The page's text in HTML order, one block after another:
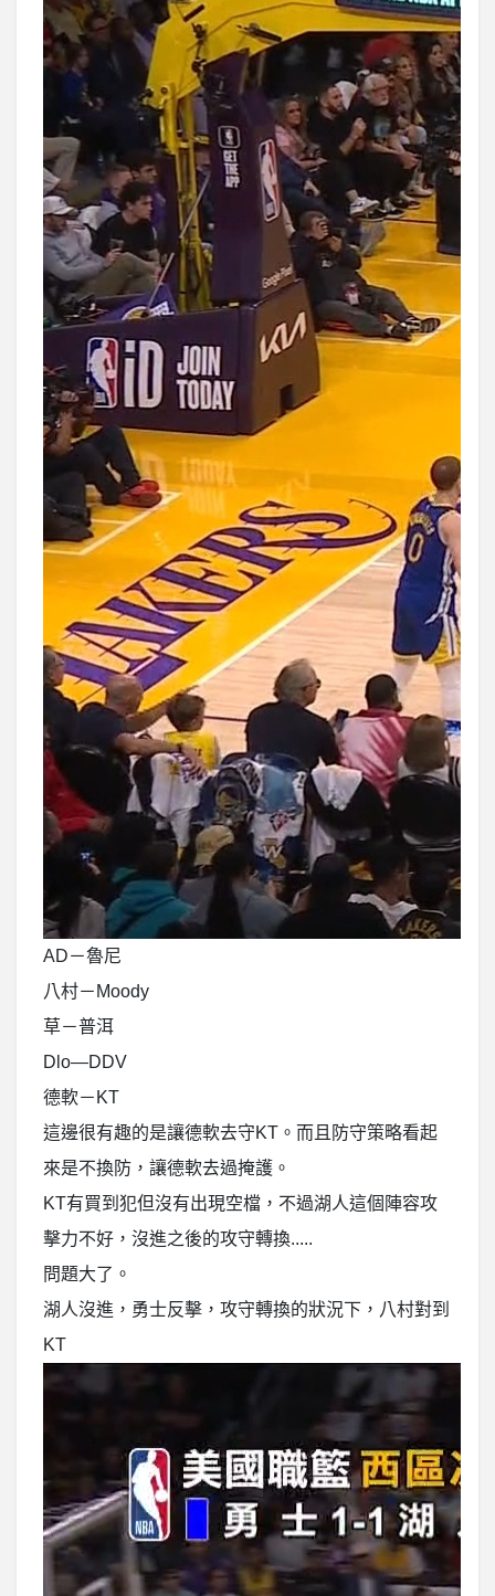
AD－魯尼
八村－Moody
草－普洱
Dlo—DDV
德軟－KT
這邊很有趣的是讓德軟去守KT。而且防守策略看起
來是不換防，讓德軟去過掩護。
KT有買到犯但沒有出現空檔，不過湖人這個陣容攻
擊力不好，沒進之後的攻守轉換.....
問題大了。
湖人沒進，勇士反擊，攻守轉換的狀況下，八村對到
KT